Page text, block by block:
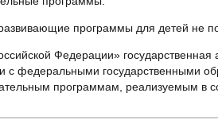
программы для детей не
Федерации» государственная
федеральными государственными
программам, реализуемым в